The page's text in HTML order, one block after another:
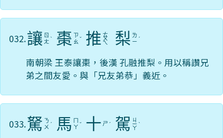
032.讓 ㄖ
ㄤ ˋ 棗
ㄗ
ㄠ ˇ 推 ㄊ
ㄨ
ㄟ 梨 ㄌ
ㄧ ˊ
南朝梁 王泰讓棗，後漢 孔融推梨。用以稱讚兄
弟之間友愛。與「兄友弟恭」義近。
033.駑 ㄋ
ㄨ ˊ 馬 ㄚ ˇ 十 ㄕ ˊ 駕 ㄐ
ㄧ
ㄚ
ˋ